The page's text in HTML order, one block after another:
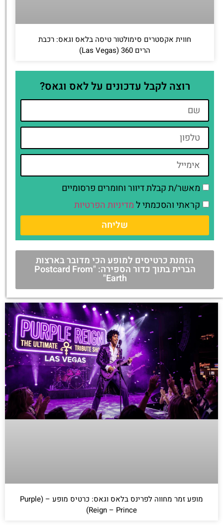
חווית אקסטרים סימולטור טיסה בלאס וגאס: רכבת
הרים 360 (Las Vegas)
רוצה לקבל עדכונים על לאס וגאס?
מאשר/ת קבלת דיוור וחומרים פרסומיים
קראתי והסכמתי למדיניות הפרטיות
שליחה
הזמנת כרטיסים למופע הכי מדובר בארצות
הברית בתוך כדור הספירה: "Postcard From
Earth"
מופע זמר מחווה לפרינס בלאס וגאס: כרטיס מופע – (Purple
Reign – Prince)